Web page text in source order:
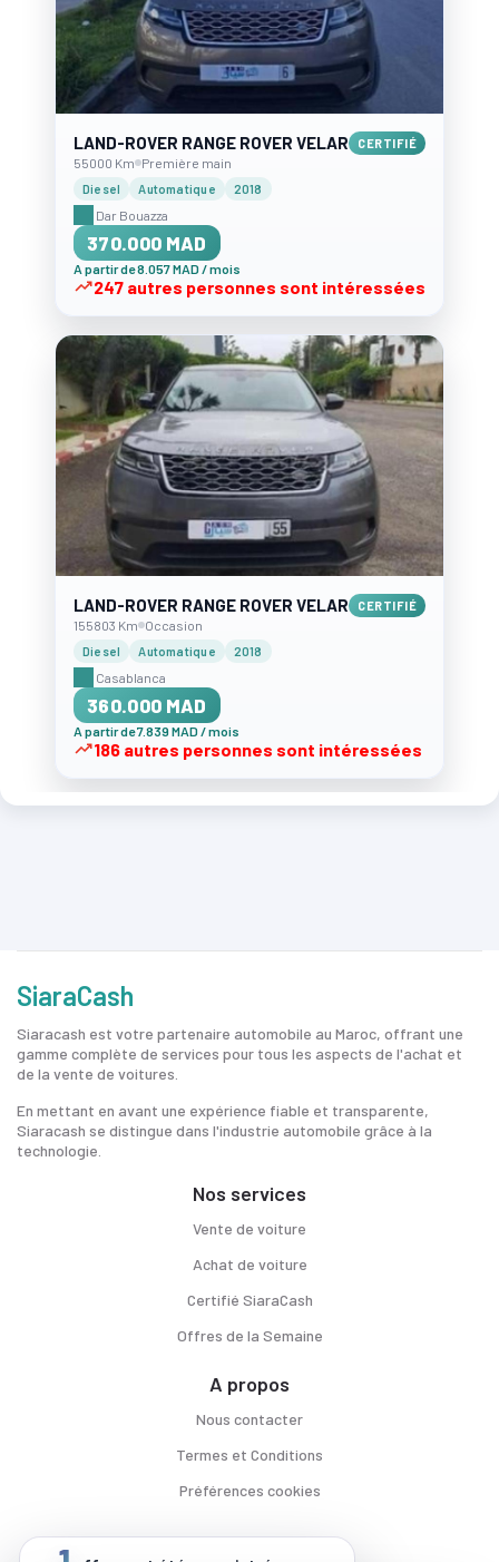
LAND-ROVER RANGE ROVER VELAR CERTIFIÉ
55000 Km Première main
Diesel Automatique 2018
Dar Bouazza
370.000 MAD
A partir de 8.057 MAD / mois
247 autres personnes sont intéressées
LAND-ROVER RANGE ROVER VELAR CERTIFIÉ
155803 Km Occasion
Diesel Automatique 2018
Casablanca
360.000 MAD
A partir de 7.839 MAD / mois
186 autres personnes sont intéressées
SiaraCash
Siaracash est votre partenaire automobile au Maroc, offrant une
gamme complète de services pour tous les aspects de l'achat et
de la vente de voitures.
En mettant en avant une expérience fiable et transparente,
Siaracash se distingue dans l'industrie automobile grâce à la
technologie.
Nos services
Vente de voiture
Achat de voiture
Certifié SiaraCash
Offres de la Semaine
A propos
Nous contacter
Termes et Conditions
Préférences cookies